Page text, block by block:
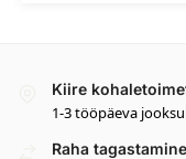
Kiire
1-3 tööpäeva
Raha tagastamine